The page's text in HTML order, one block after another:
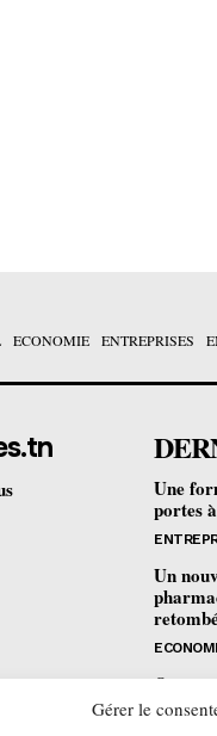
Gérer le
ECONOMIE ENTREPRISES
Une
portes
Un